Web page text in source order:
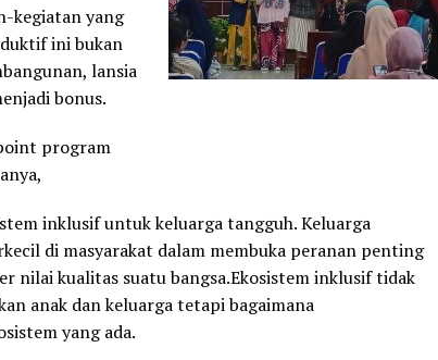
kegiatan yang
ini bukan
lansia
bonus.
program
inklusif untuk keluarga tangguh. Keluarga
di masyarakat dalam membuka peranan penting
nilai kualitas suatu bangsa.Ekosistem inklusif tidak
anak dan keluarga tetapi bagaimana
yang ada.